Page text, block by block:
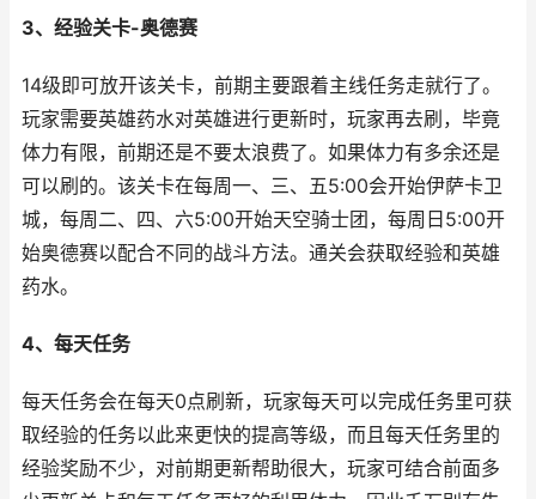
3、经验关卡-奥德赛
14级即可放开该关卡，前期主要跟着主线任务走就行了。
玩家需要英雄药水对英雄进行更新时，玩家再去刷，毕竟
体力有限，前期还是不要太浪费了。如果体力有多余还是
可以刷的。该关卡在每周一、三、五5:00会开始伊萨卡卫
城，每周二、四、六5:00开始天空骑士团，每周日5:00开
始奥德赛以配合不同的战斗方法。通关会获取经验和英雄
药水。
4、每天任务
每天任务会在每天0点刷新，玩家每天可以完成任务里可获
取经验的任务以此来更快的提高等级，而且每天任务里的
经验奖励不少，对前期更新帮助很大，玩家可结合前面多